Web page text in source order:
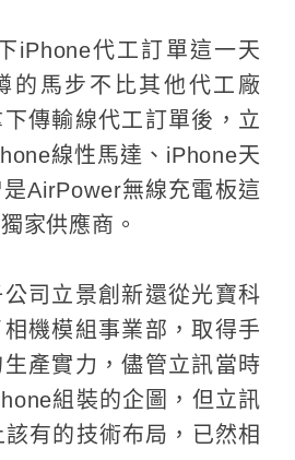
iPhone代工訂單這一天
的馬步不比其他代工廠
傳輸線代工訂單後，立
線性馬達、iPhone天
AirPower無線充電板這
家供應商。
司立景創新還從光寶科
機模組事業部，取得手
產實力，儘管立訊當時
組裝的企圖，但立訊
有的技術布局，已然相